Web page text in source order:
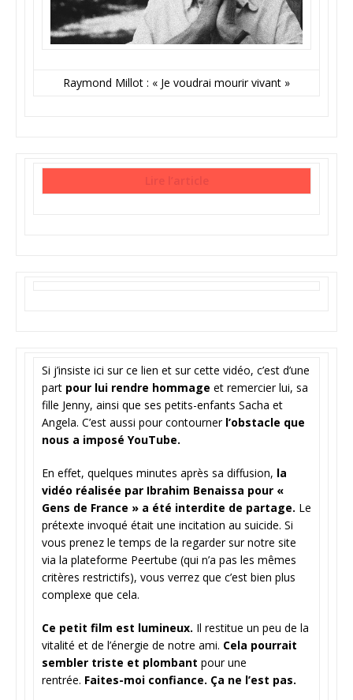
Raymond Millot : « Je voudrai mourir vivant »
Lire l’article
Si j’insiste ici sur ce lien et sur cette vidéo, c’est d’une
part pour lui rendre hommage et remercier lui, sa
fille Jenny, ainsi que ses petits-enfants Sacha et
Angela. C’est aussi pour contourner l’obstacle que
nous a imposé YouTube.
En effet, quelques minutes après sa diffusion, la
vidéo réalisée par Ibrahim Benaissa pour «
Gens de France » a été interdite de partage. Le
prétexte invoqué était une incitation au suicide. Si
vous prenez le temps de la regarder sur notre site
via la plateforme Peertube (qui n’a pas les mêmes
critères restrictifs), vous verrez que c’est bien plus
complexe que cela.
Ce petit film est lumineux. Il restitue un peu de la
vitalité et de l’énergie de notre ami. Cela pourrait
sembler triste et plombant pour une
rentrée. Faites-moi confiance. Ça ne l’est pas.